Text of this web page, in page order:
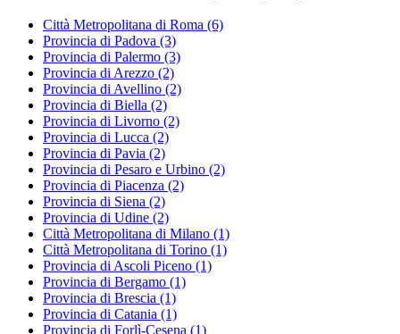
Città Metropolitana di Roma (6)
Provincia di Padova (3)
Provincia di Palermo (3)
Provincia di Arezzo (2)
Provincia di Avellino (2)
Provincia di Biella (2)
Provincia di Livorno (2)
Provincia di Lucca (2)
Provincia di Pavia (2)
Provincia di Pesaro e Urbino (2)
Provincia di Piacenza (2)
Provincia di Siena (2)
Provincia di Udine (2)
Città Metropolitana di Milano (1)
Città Metropolitana di Torino (1)
Provincia di Ascoli Piceno (1)
Provincia di Bergamo (1)
Provincia di Brescia (1)
Provincia di Catania (1)
Provincia di Forlì-Cesena (1)